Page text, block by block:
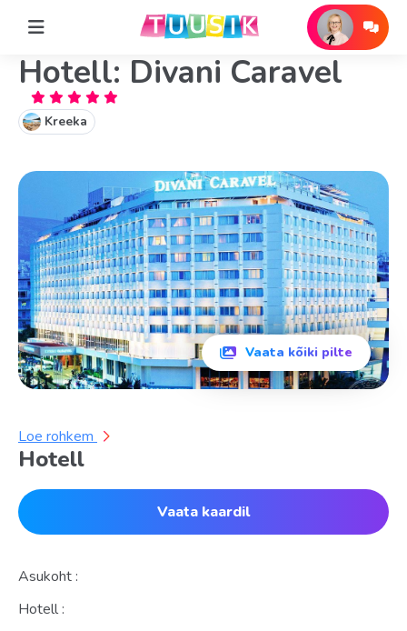
Hotell: Divani Caravel
Kreeka
Vaata kõiki pilte
Loe rohkem
Hotell
Vaata kaardil
Asukoht :
Hotell :